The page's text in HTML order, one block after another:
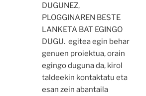
DUGUNEZ,
PLOGGINAREN BESTE
LANKETA BAT EGINGO
DUGU. egitea egin behar
genuen proiektua, orain
egingo duguna da, kirol
taldeekin kontaktatu eta
esan zein abantaila